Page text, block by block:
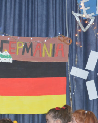
Συχνές ερωτήσεις